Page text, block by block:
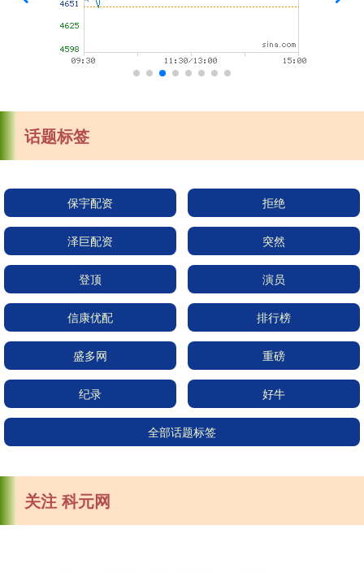
话题标签
保宇配资 拒绝
泽巨配资 突然
登顶 演员
信康优配 排行榜
盛多网 重磅
纪录 好牛
全部话题标签
关注 科元网